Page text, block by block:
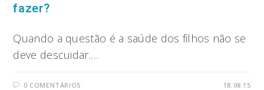
fazer?
Quando a questão é a saúde dos filhos não se
deve descuidar.…
0 COMENTÁRIOS 18.08.15